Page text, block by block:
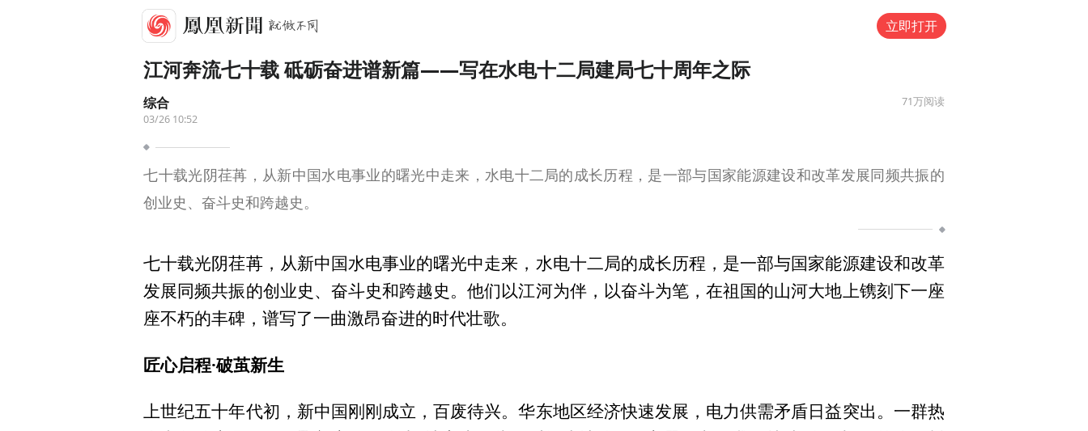
立即打开
江河奔流七十载 砥砺奋进谱新篇——写在水电十二局建局七十周年之际
综合
03/26 10:52
71万阅读
七十载光阴荏苒，从新中国水电事业的曙光中走来，水电十二局的成长历程，是一部与国家能源建设和改革发展同频共振的
创业史、奋斗史和跨越史。
七十载光阴荏苒，从新中国水电事业的曙光中走来，水电十二局的成长历程，是一部与国家能源建设和改革
发展同频共振的创业史、奋斗史和跨越史。他们以江河为伴，以奋斗为笔，在祖国的山河大地上镌刻下一座
座不朽的丰碑，谱写了一曲激昂奋进的时代壮歌。
匠心启程·破茧新生
上世纪五十年代初，新中国刚刚成立，百废待兴。华东地区经济快速发展，电力供需矛盾日益突出。一群热